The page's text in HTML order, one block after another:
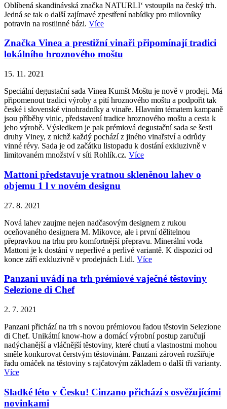
Oblíbená skandinávská značka NATURLI‘ vstoupila na český trh.
Jedná se tak o další zajímavé zpestření nabídky pro milovníky
potravin na rostlinné bázi. Více
Značka Vinea a prestižní vinaři připomínají tradici
lokálního hroznového moštu
15. 11. 2021
Speciální degustační sada Vinea Kumšt Moštu je nově v prodeji. Má
připomenout tradici výroby a pití hroznového moštu a podpořit tak
české i slovenské vinohradníky a vinaře. Hlavním tématem kampaně
jsou příběhy vinic, představení tradice hroznového moštu a cesta k
jeho výrobě. Výsledkem je pak prémiová degustační sada se šesti
druhy Viney, z nichž každý pochází z jiného vinařství a odrůdy
vinné révy. Sada je od začátku listopadu k dostání exkluzivně v
limitovaném množství v síti Rohlík.cz. Více
Mattoni představuje vratnou skleněnou lahev o
objemu 1 l v novém designu
27. 8. 2021
Nová lahev zaujme nejen nadčasovým designem z rukou
oceňovaného designera M. Mikovce, ale i první dělitelnou
přepravkou na trhu pro komfortnější přepravu. Minerální voda
Mattoni je k dostání v neperlivé a perlivé variantě. K dispozici od
konce září exkluzivně v prodejnách Lidl. Více
Panzani uvádí na trh prémiové vaječné těstoviny
Selezione di Chef
2. 7. 2021
Panzani přichází na trh s novou prémiovou řadou těstovin Selezione
di Chef. Unikátní know-how a domácí výrobní postup zaručují
nadýchanější a vláčnější těstoviny, které chutí a vlastnostmi mohou
směle konkurovat čerstvým těstovinám. Panzani zároveň rozšiřuje
řadu omáček na těstoviny s rajčatovým základem o další tři varianty.
Více
Sladké léto v Česku! Cinzano přichází s osvěžujícími
novinkami